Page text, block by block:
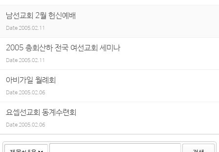
남선교회 2월 헌신예배
Date 2005.02.11
2005 총회산하 전국 여선교회 세미나
Date2005.02.11
아비가일 월례회
Date2005.02.06
요셉선교회 동계수련회
Date2005.02.06